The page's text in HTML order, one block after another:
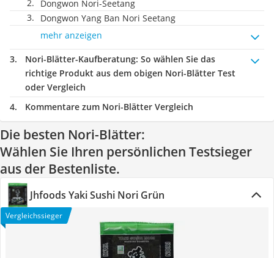
Dongwon Nori-Seetang
Dongwon Yang Ban Nori Seetang
mehr anzeigen
Nori-Blätter-Kaufberatung: So wählen Sie das
richtige Produkt aus dem obigen Nori-Blätter Test
oder Vergleich
Kommentare zum Nori-Blätter Vergleich
Die besten Nori-Blätter:
Wählen Sie Ihren persönlichen Testsieger
aus der Bestenliste.
Jhfoods Yaki Sushi Nori Grün
Vergleichssieger